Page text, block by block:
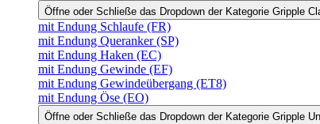
Öffne oder Schließe das Dropdown der Kategorie Gripple
mit Endung Schlaufe (FR)
mit Endung Queranker (SP)
mit Endung Haken (EC)
mit Endung Gewinde (EF)
mit Endung Gewindeübergang (ET8)
mit Endung Öse (EO)
Öffne oder Schließe das Dropdown der Kategorie Gripple